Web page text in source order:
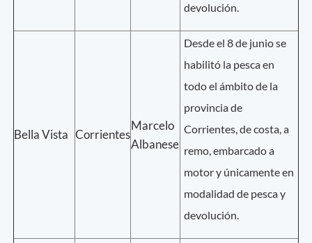
devolución.
Bella Vista Corrientes
Marcelo
Albanese
Desde el 8 de junio se
habilitó la pesca en
todo el ámbito de la
provincia de
Corrientes, de costa, a
remo, embarcado a
motor y únicamente en
modalidad de pesca y
devolución.